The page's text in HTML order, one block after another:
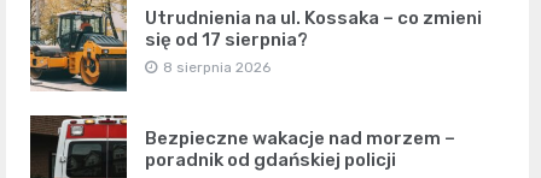
Utrudnienia na ul. Kossaka – co zmieni
się od 17 sierpnia?
8 sierpnia 2026
Bezpieczne wakacje nad morzem –
poradnik od gdańskiej policji